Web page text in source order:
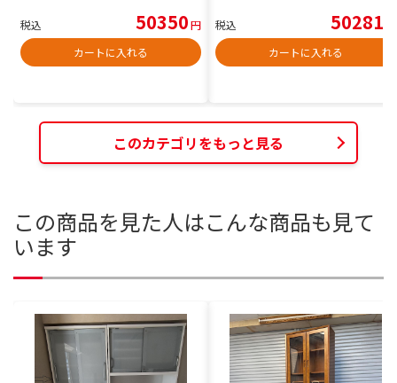
税込 50350円
カートに入れる
税込 50281
カートに入れる
このカテゴリをもっと見る
この商品を見た人はこんな商品も見て
います